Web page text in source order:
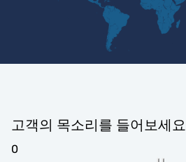
고객의 목소리를 들어보세요
0